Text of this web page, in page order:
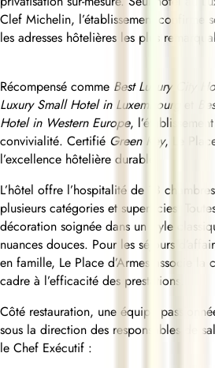
Clef Michelin, l’établissement confirme
les adresses hôtelières les plus
Récompensé comme Best Luxury City
Luxury Small Hotel in Luxembourg
Hotel in Western Europe,
convivialité. Certifié Green Key, Le
l’excellence hôtelière durable.
L’hôtel offre l’hospitalité de 18
plusieurs catégories et superficies.
décoration soignée dans un style
nuances douces. Pour les séjours
en famille, Le Place d’Armes associe la
cadre à l’efficacité des prestations.
Côté restauration, une équipe
sous la direction des responsables de
le Chef Exécutif :